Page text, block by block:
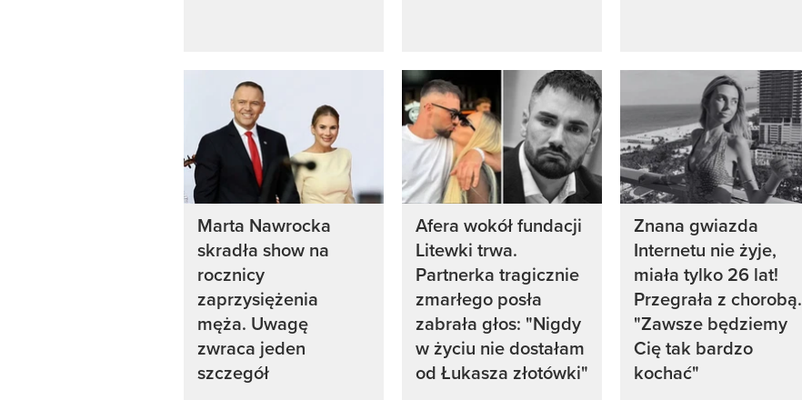
Marta Nawrocka
skradła show na
rocznicy
zaprzysiężenia
męża. Uwagę
zwraca jeden
szczegół
Afera wokół fundacji
Litewki trwa.
Partnerka tragicznie
zmarłego posła
zabrała głos: "Nigdy
w życiu nie dostałam
od Łukasza złotówki"
Znana gwiazda
Internetu nie żyje,
miała tylko 26 lat!
Przegrała z chorobą.
"Zawsze będziemy
Cię tak bardzo
kochać"